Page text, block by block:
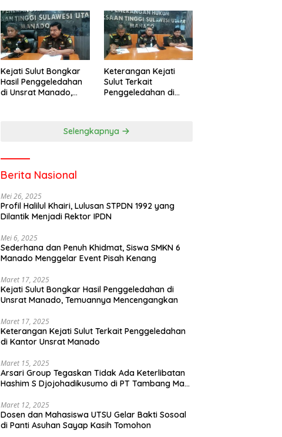
Kejati Sulut Bongkar
Hasil Penggeledahan
di Unsrat Manado,
Keterangan Kejati
Sulut Terkait
Penggeledahan di
Selengkapnya
Berita Nasional
Mei 26, 2025
Profil Halilul Khairi, Lulusan STPDN 1992 yang
Dilantik Menjadi Rektor IPDN
Mei 6, 2025
Sederhana dan Penuh Khidmat, Siswa SMKN 6
Manado Menggelar Event Pisah Kenang
Maret 17, 2025
Kejati Sulut Bongkar Hasil Penggeledahan di
Unsrat Manado, Temuannya Mencengangkan
Maret 17, 2025
Keterangan Kejati Sulut Terkait Penggeledahan
di Kantor Unsrat Manado
Maret 15, 2025
Arsari Group Tegaskan Tidak Ada Keterlibatan
Hashim S Djojohadikusumo di PT Tambang Mas
Maret 12, 2025
Dosen dan Mahasiswa UTSU Gelar Bakti Sosoal
di Panti Asuhan Sayap Kasih Tomohon